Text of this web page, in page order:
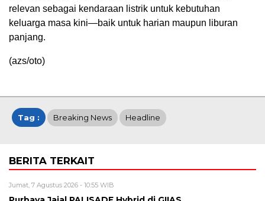
relevan sebagai kendaraan listrik untuk kebutuhan
keluarga masa kini—baik untuk harian maupun liburan
panjang.
(azs/oto)
Tag : Breaking News Headline
BERITA TERKAIT
Jumat, 7 Agustus 2026 - 10:55 WIB